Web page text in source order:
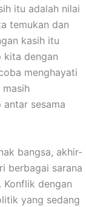
itu adalah nilai
temukan dan
kasih itu
kita dengan
menghayati
sesama
bangsa, akhir-
berbagai sarana
dengan
yang sedang